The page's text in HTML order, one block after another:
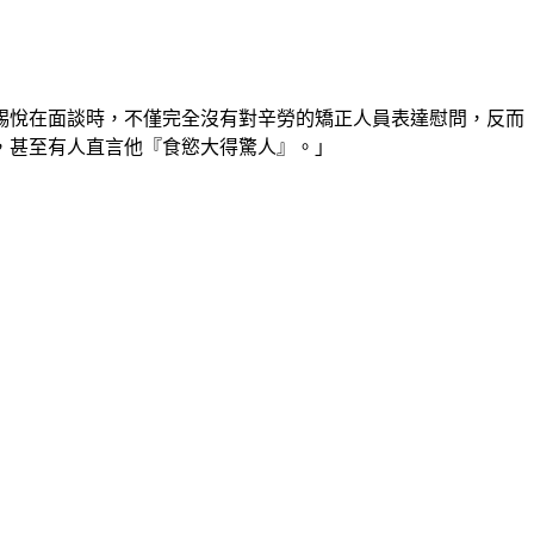
在面談時，不僅完全沒有對辛勞的矯正人員表達慰問，反而
至有人直言他『食慾大得驚人』。」